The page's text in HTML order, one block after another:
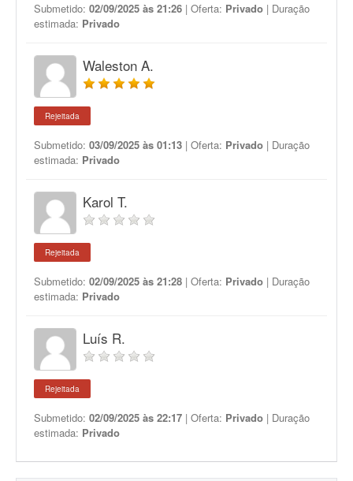
Submetido: 02/09/2025 às 21:26 | Oferta: Privado | Duração
estimada: Privado
Waleston A.
Rejeitada
Submetido: 03/09/2025 às 01:13 | Oferta: Privado | Duração
estimada: Privado
Karol T.
Rejeitada
Submetido: 02/09/2025 às 21:28 | Oferta: Privado | Duração
estimada: Privado
Luís R.
Rejeitada
Submetido: 02/09/2025 às 22:17 | Oferta: Privado | Duração
estimada: Privado